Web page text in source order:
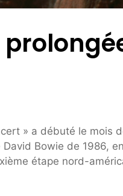
» a débuté le mois
Bowie de 1986,
étape nord-